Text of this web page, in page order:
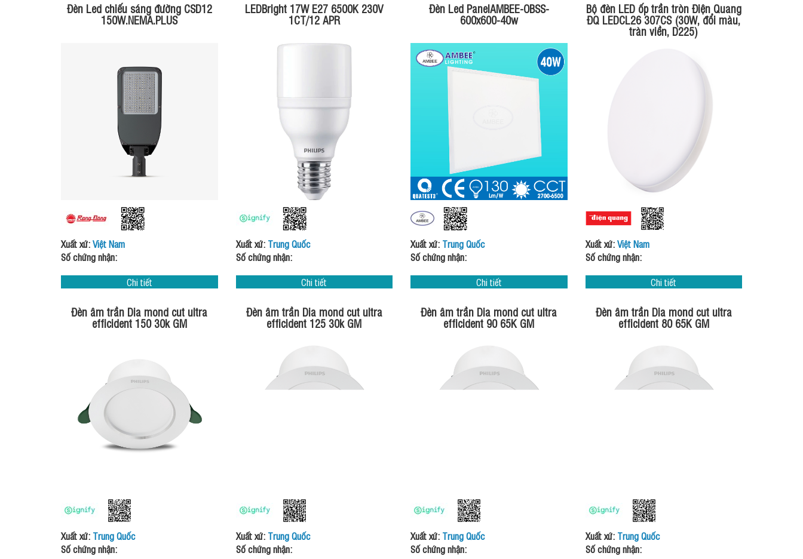
Đèn Led chiếu sáng đường CSD12
150W.NEMA.PLUS
Xuất xứ:Việt Nam
Số chứng nhận:
Chi tiết
LEDBright 17W E27 6500K 230V
1CT/12 APR
Xuất xứ: Trung Quốc
Số chứng nhận:
Chi tiết
Đèn Led PanelAMBEE-OBSS-
600x600-40w
Xuất xứ: Trung Quốc
Số chứng nhận:
Chi tiết
Bộ đèn LED ốp trần tròn Điện Quang
ĐQ LEDCL26 307CS (30W, đổi màu,
tràn viền, D225)
Xuất xứ:Việt Nam
Số chứng nhận:
Chi tiết
Đèn âm trần Dia mond cut ultra
efficident 150 30k GM
Xuất xứ: Trung Quốc
Số chứng nhận:
Đèn âm trần Dia mond cut ultra
efficident 125 30k GM
Xuất xứ: Trung Quốc
Số chứng nhận:
Đèn âm trần Dia mond cut ultra
efficident 90 65K GM
Xuất xứ: Trung Quốc
Số chứng nhận:
Đèn âm trần Dia mond cut ultra
efficident 80 65K GM
Xuất xứ: Trung Quốc
Số chứng nhận: